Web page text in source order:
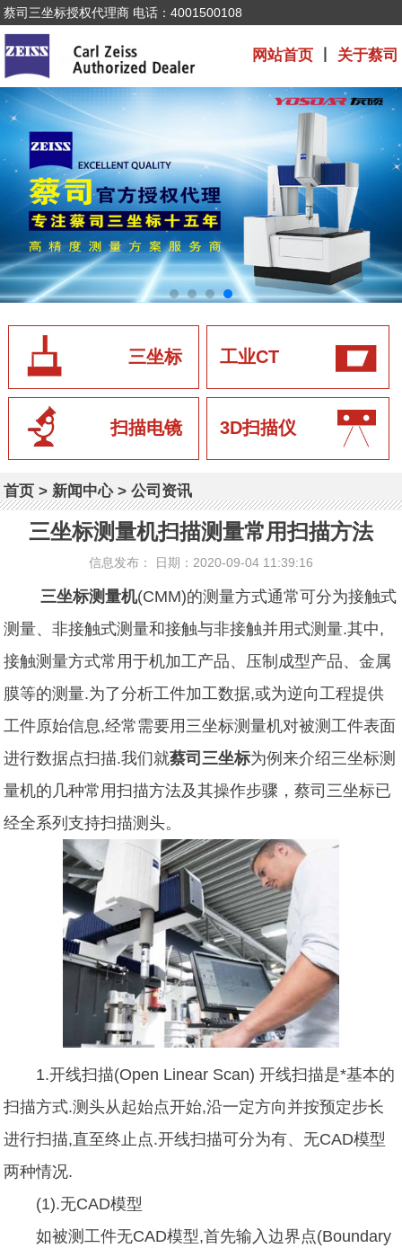
蔡司三坐标授权代理商 电话：4001500108
网站首页丨 关于蔡司
三坐标 工业CT
扫描电镜 3D扫描仪
首页 > 新闻中心>公司资讯
三坐标测量机扫描测量常用扫描方法
信息发布： 日期：2020-09-04 11:39:16
三坐标测量机(CMM)的测量方式通常可分为接触式
测量、非接触式测量和接触与非接触并用式测量.其中,
接触测量方式常用于机加工产品、压制成型产品、金属
膜等的测量.为了分析工件加工数据,或为逆向工程提供
工件原始信息,经常需要用三坐标测量机对被测工件表面
进行数据点扫描.我们就蔡司三坐标为例来介绍三坐标测
量机的几种常用扫描方法及其操作步骤，蔡司三坐标已
经全系列支持扫描测头。
1.开线扫描(Open Linear Scan) 开线扫描是*基本的
扫描方式.测头从起始点开始,沿一定方向并按预定步长
进行扫描,直至终止点.开线扫描可分为有、无CAD模型
两种情况.
(1).无CAD模型
如被测工件无CAD模型,首先输入边界点(Boundary